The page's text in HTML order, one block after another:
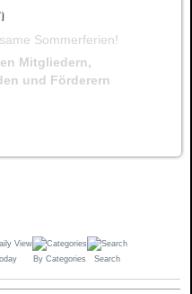
Sommerferien!
Mitgliedern,
und Förderern
By Categories Search